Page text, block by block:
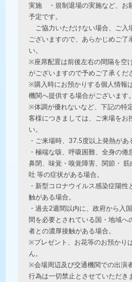
実施 ・規制退場の実施など、お
予定です。
ご協力いただけない場合、ご入
ございますので、あらかじめご了
い。
※座席配置は前後左右の間隔を空
がございますので予めご
※購入時にお預かりする個人情報
機関へ提供する場合がご
※体調が優れないなど、下記の特
客様につきましては、ご来場をお
い。
・ご来場時、37.5度以上
・極端な咳、呼吸困難、全身の倦
鼻閉、味覚・嗅覚障害、関節・
吐 等の症状がある場合
・新型コロナウイルス感染症陽
触がある場合。
・過去2週間以内に、政府から入
間を必要とされている国・地域へ
者との濃厚接触がある場
※プレゼント、お花等のお預かり
ん。
※会場周辺及び交通機関での出演
行為は一切禁止とさせて